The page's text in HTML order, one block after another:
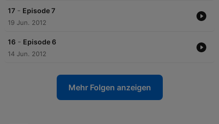
17 - Episode 7
19 Jun. 2012
16 - Episode 6
14 Jun. 2012
Mehr Folgen anzeigen